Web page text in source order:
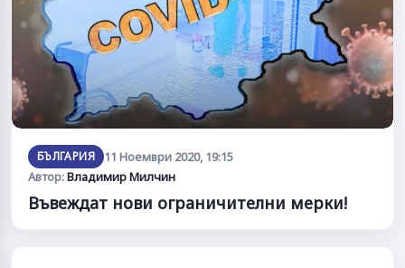
БЪЛГАРИЯ 11 Ноември 2020, 19:15
Автор:Владимир Милчин
Въвеждат нови ограничителни мерки!